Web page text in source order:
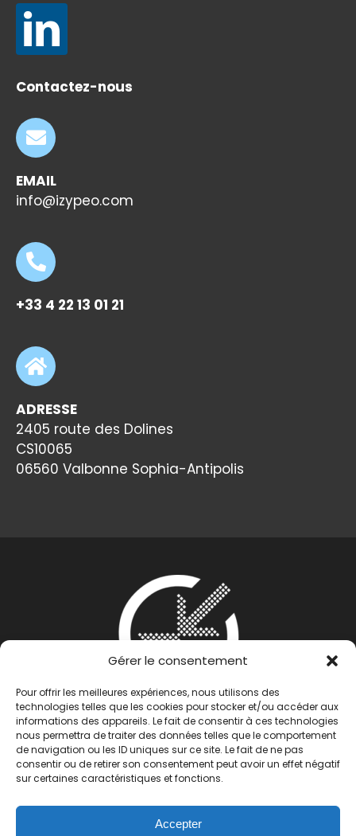
Gérer le consentement
Pour offrir les meilleures expériences, nous utilisons des
technologies telles que les cookies pour stocker et/ou accéder aux
informations des appareils. Le fait de consentir à ces technologies
nous permettra de traiter des données telles que le comportement
de navigation ou les ID uniques sur ce site. Le fait de ne pas
consentir ou de retirer son consentement peut avoir un effet négatif
sur certaines caractéristiques et fonctions.
Accepter
Contactez-nous
EMAIL
info@izypeo.com
+33 4 22 13 01 21
ADRESSE
2405 route des Dolines
CS10065
06560 Valbonne Sophia-Antipolis